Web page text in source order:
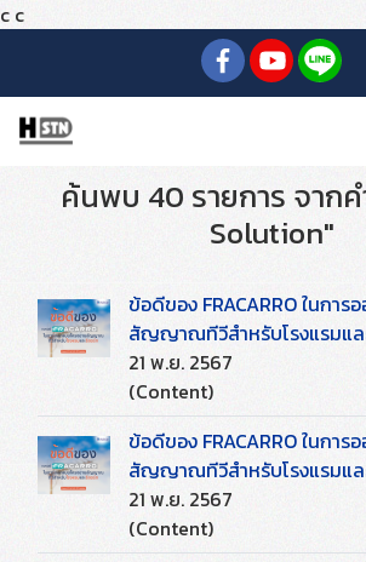
c c
ค้นพบ 40 รายการ จากค
Solution"
ข้อดีของ FRACARRO ในการ
สัญญาณทีวีสำหรับโรงแรมแล
21 พ.ย. 2567
(Content)
ข้อดีของ FRACARRO ในการ
สัญญาณทีวีสำหรับโรงแรมแล
21 พ.ย. 2567
(Content)